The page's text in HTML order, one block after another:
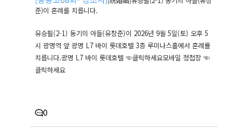
준)이 혼례를 치릅니다.
유승필(2-1) 동기의 아들(유창준)이 2026년 9월 5일(토) 오후 5
시 광명역 앞 광명 L7 바이 롯데호텔 3층 루미나스홀에서 혼례를
치릅니다.광명 L7 바이 롯데호텔 ☜클릭하세요모바일 청첩장 ☜
클릭하세요
0